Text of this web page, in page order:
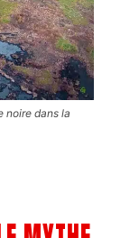
noire dans la